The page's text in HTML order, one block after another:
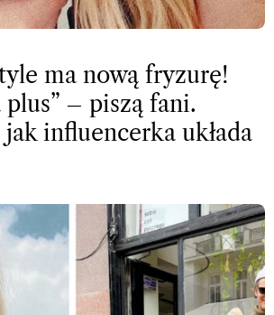
ma nową fryzurę!
plus” – piszą fani.
influencerka układa